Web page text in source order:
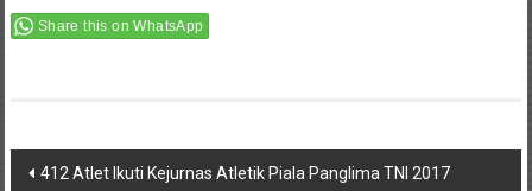
Share this on WhatsApp
Post
412 Atlet Ikuti Kejurnas Atletik Piala Panglima TNI 2017